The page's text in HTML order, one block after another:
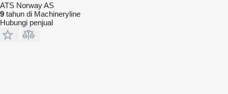
ATS Norway AS
9 tahun di Machineryline
Hubungi penjual